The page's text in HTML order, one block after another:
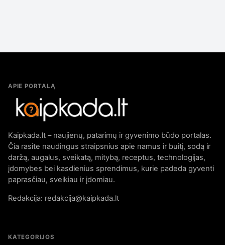
APIE PORTALĄ
Kaipkada.lt – naujienų, patarimų ir gyvenimo būdo portalas.
Čia rasite naudingus straipsnius apie namus ir buitį, sodą ir
daržą, augalus, sveikatą, mitybą, receptus, technologijas,
įdomybes bei kasdienius sprendimus, kurie padeda gyventi
paprasčiau, sveikiau ir įdomiau.
Redakcija: redakcija@kaipkada.lt
KATEGORIJOS